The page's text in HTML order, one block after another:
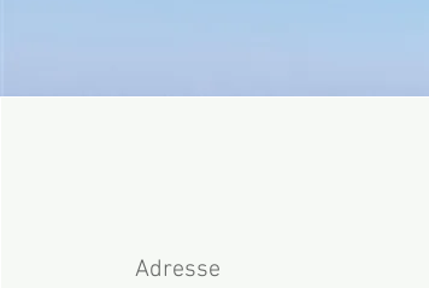
Adresse